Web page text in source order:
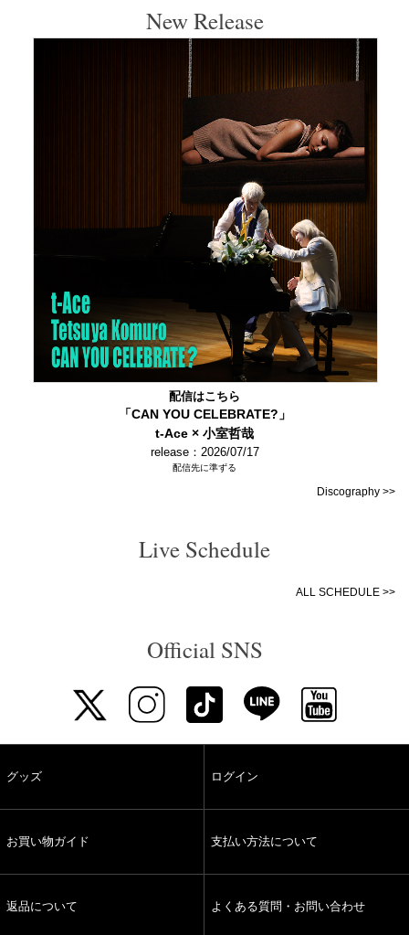
New Release
配信はこちら
「CAN YOU CELEBRATE?」
t-Ace × 小室哲哉
release：2026/07/17
配信先に準ずる
Discography >>
Live Schedule
ALL SCHEDULE >>
Official SNS
グッズ ログイン
お買い物ガイド 支払い方法について
返品について よくある質問・お問い合わせ